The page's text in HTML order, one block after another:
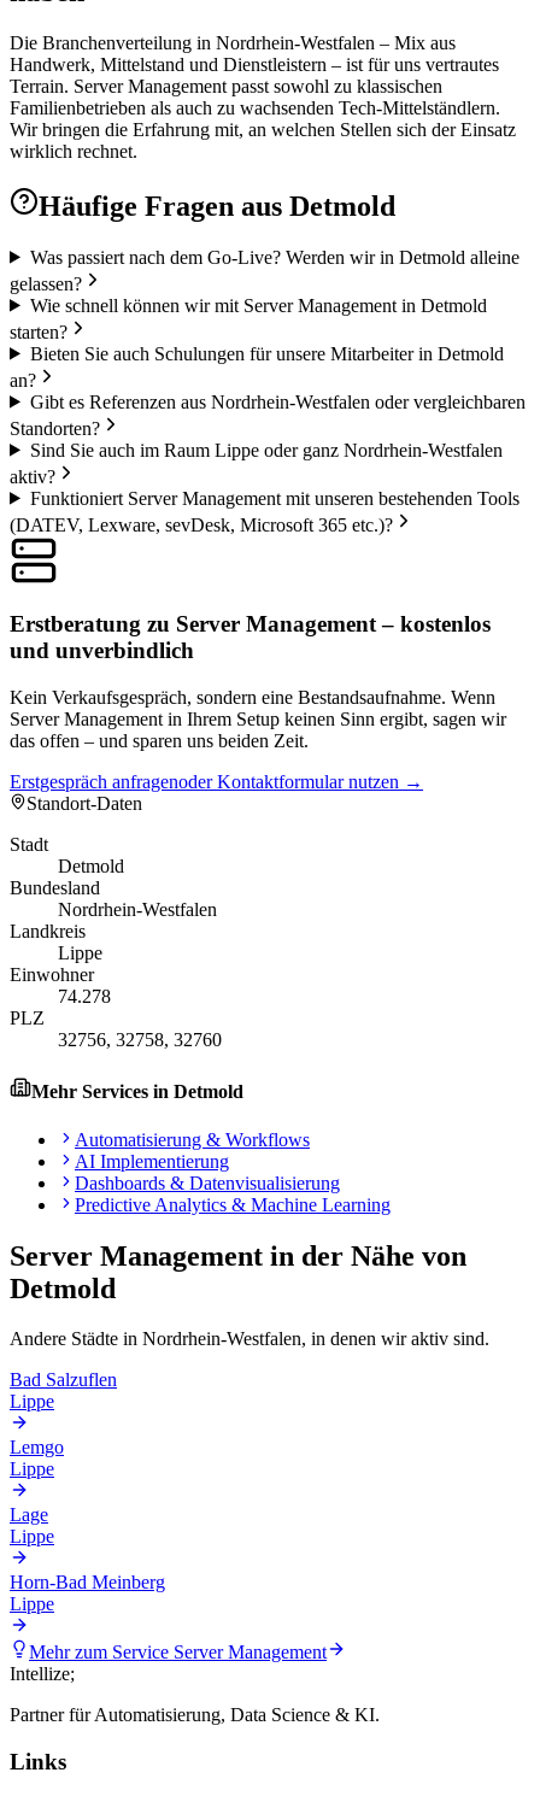
Die Branchenverteilung in Nordrhein-Westfalen – Mix aus
Handwerk, Mittelstand und Dienstleistern – ist für uns vertrautes
Terrain. Server Management passt sowohl zu klassischen
Familienbetrieben als auch zu wachsenden Tech-Mittelständlern.
Wir bringen die Erfahrung mit, an welchen Stellen sich der Einsatz
wirklich rechnet.
Häufige Fragen aus Detmold
Was passiert nach dem Go-Live? Werden wir in Detmold alleine
gelassen?
Wie schnell können wir mit Server Management in Detmold
starten?
Bieten Sie auch Schulungen für unsere Mitarbeiter in Detmold
an?
Gibt es Referenzen aus Nordrhein-Westfalen oder vergleichbaren
Standorten?
Sind Sie auch im Raum Lippe oder ganz Nordrhein-Westfalen
aktiv?
Funktioniert Server Management mit unseren bestehenden Tools
(DATEV, Lexware, sevDesk, Microsoft 365 etc.)?
Erstberatung zu Server Management – kostenlos
und unverbindlich
Kein Verkaufsgespräch, sondern eine Bestandsaufnahme. Wenn
Server Management in Ihrem Setup keinen Sinn ergibt, sagen wir
das offen – und sparen uns beiden Zeit.
Erstgespräch anfragenoder Kontaktformular nutzen →
Standort-Daten
Stadt
Detmold
Bundesland
Nordrhein-Westfalen
Landkreis
Lippe
Einwohner
74.278
PLZ
32756, 32758, 32760
Mehr Services in Detmold
Automatisierung & Workflows
AI Implementierung
Dashboards & Datenvisualisierung
Predictive Analytics & Machine Learning
Server Management in der Nähe von
Detmold
Andere Städte in Nordrhein-Westfalen, in denen wir aktiv sind.
Bad Salzuflen
Lippe
Lemgo
Lippe
Lage
Lippe
Horn-Bad Meinberg
Lippe
Mehr zum Service Server Management
Intellize;
Partner für Automatisierung, Data Science & KI.
Links